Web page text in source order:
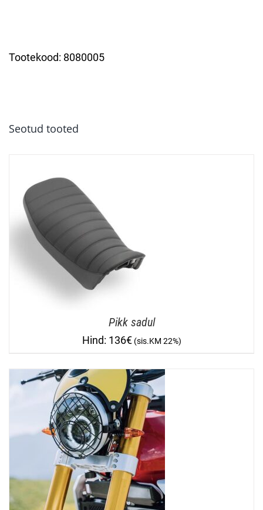
Tootekood: 8080005
Seotud tooted
Pikk sadul
136€